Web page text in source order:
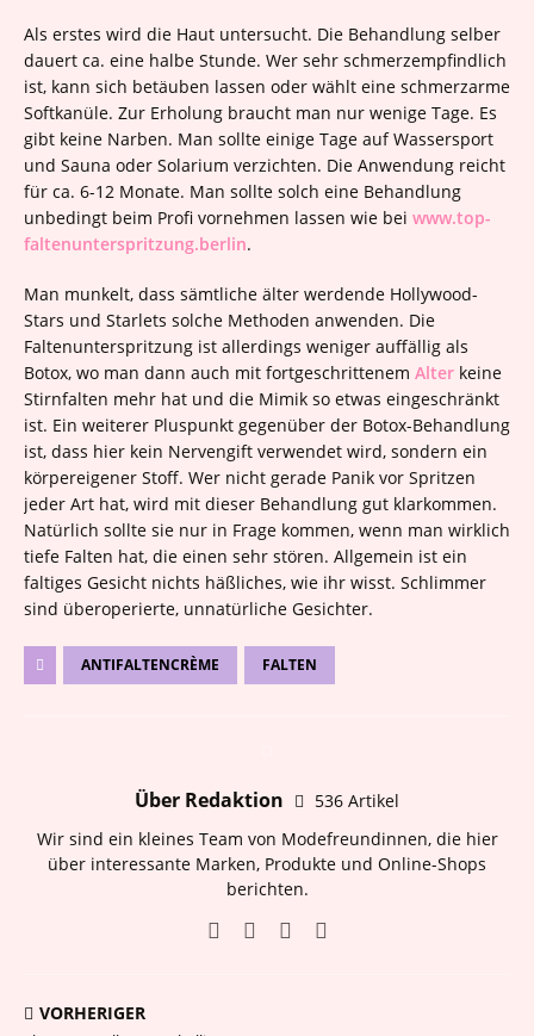
Als erstes wird die Haut untersucht. Die Behandlung selber
dauert ca. eine halbe Stunde. Wer sehr schmerzempfindlich
ist, kann sich betäuben lassen oder wählt eine schmerzarme
Softkanüle. Zur Erholung braucht man nur wenige Tage. Es
gibt keine Narben. Man sollte einige Tage auf Wassersport
und Sauna oder Solarium verzichten. Die Anwendung reicht
für ca. 6-12 Monate. Man sollte solch eine Behandlung
unbedingt beim Profi vornehmen lassen wie bei www.top-
faltenunterspritzung.berlin.
Man munkelt, dass sämtliche älter werdende Hollywood-
Stars und Starlets solche Methoden anwenden. Die
Faltenunterspritzung ist allerdings weniger auffällig als
Botox, wo man dann auch mit fortgeschrittenem Alter keine
Stirnfalten mehr hat und die Mimik so etwas eingeschränkt
ist. Ein weiterer Pluspunkt gegenüber der Botox-Behandlung
ist, dass hier kein Nervengift verwendet wird, sondern ein
körpereigener Stoff. Wer nicht gerade Panik vor Spritzen
jeder Art hat, wird mit dieser Behandlung gut klarkommen.
Natürlich sollte sie nur in Frage kommen, wenn man wirklich
tiefe Falten hat, die einen sehr stören. Allgemein ist ein
faltiges Gesicht nichts häßliches, wie ihr wisst. Schlimmer
sind überoperierte, unnatürliche Gesichter.
ANTIFALTENCRÈME FALTEN
Über Redaktion
536 Artikel
Wir sind ein kleines Team von Modefreundinnen, die hier
über interessante Marken, Produkte und Online-Shops
berichten.
VORHERIGER